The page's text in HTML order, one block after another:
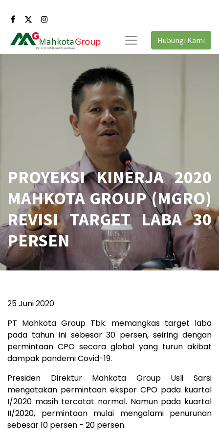
Hubungi Kami
PROYEKSI KINERJA 2020
MAHKOTA GROUP (MGRO)
REVISI TARGET LABA 30
PERSEN
25 Juni 2020
PT Mahkota Group Tbk. memangkas target laba
pada tahun ini sebesar 30 persen, seiring dengan
permintaan CPO secara global yang turun akibat
dampak pandemi Covid-19.
Presiden Direktur Mahkota Group Usli Sarsi
mengatakan permintaan ekspor CPO pada kuartal
I/2020 masih tercatat normal. Namun pada kuartal
II/2020, permintaan mulai mengalami penurunan
sebesar 10 persen - 20 persen.